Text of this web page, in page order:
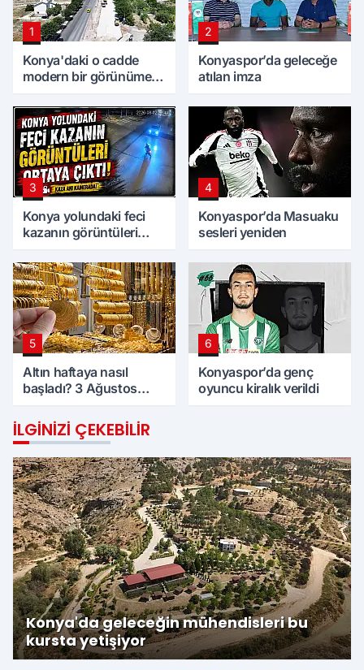
1
Konya'daki o cadde
modern bir görünüme
2
Konyaspor’da geleceğe
atılan imza
3
Konya yolundaki feci
kazanın görüntüleri
4
Konyaspor’da Masuaku
sesleri yeniden
5
Altın haftaya nasıl
başladı? 3 Ağustos
Konya'da altın fiyatları
6
Konyaspor’da genç
oyuncu kiralık verildi
İLGINIZI ÇEKEBILIR
Konya'da geleceğin mühendisleri bu
kursta yetişiyor